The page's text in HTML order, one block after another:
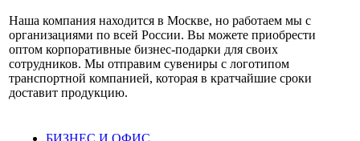
Наша компания находится в Москве, но работаем мы с
организациями по всей России. Вы можете приобрести
оптом корпоративные бизнес-подарки для своих
сотрудников. Мы отправим сувениры с логотипом
транспортной компанией, которая в кратчайшие сроки
доставит продукцию.
БИЗНЕС И ОФИС